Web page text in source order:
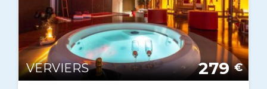
VERVIERS 279 €